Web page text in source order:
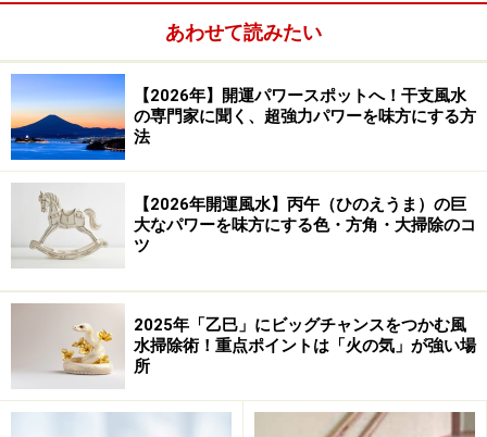
人の行動をたくみにコントロール
ケノス代表小林清泰さん。数々のコンビニやショッピング
センターをデザインされています。きっとどこかでその空
あわせて読みたい
【2026年】開運パワースポットへ！干支風水
の専門家に聞く、超強力パワーを味方にする方
法
【2026年開運風水】丙午（ひのえうま）の巨
大なパワーを味方にする色・方角・大掃除のコ
ツ
2025年「乙巳」にビッグチャンスをつかむ風
水掃除術！重点ポイントは「火の気」が強い場
所